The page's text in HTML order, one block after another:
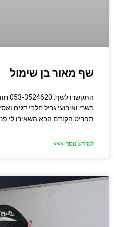
שף מאור בן שימול
בשרי ואירועי גריל חלבי דגים
תפריט הקודם הבא השאירו לי
למידע נוסף >>>